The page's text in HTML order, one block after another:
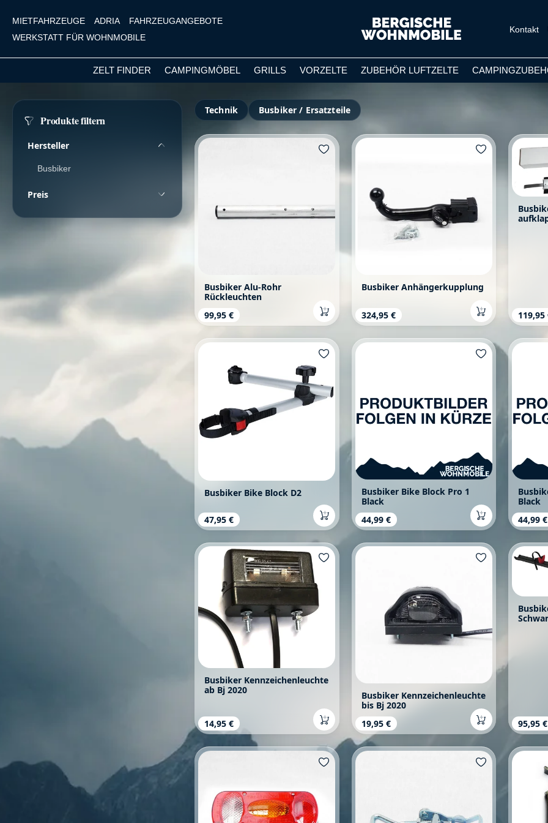
MIETFAHRZEUGE ADRIA
FAHRZEUGANGEBOTE
WERKSTATT FÜR WOHNMOBILE
Kontakt
ZELT FINDER CAMPINGMÖBEL GRILLS VORZELTE ZUBEHÖR LUFTZELTE
Produkte filtern
Hersteller
Busbiker
Preis
Technik Busbiker / Ersatzteile
Busbiker Alu-Rohr
Rückleuchten
Regulärer Preis:
99,95 €
Busbiker Anhängerkupplung
Regulärer Preis:
324,95 € 119,95
Busbiker Bike Block D2
Regulärer Preis:
47,95 €
Busbiker Bike Block Pro 1
Black
Regulärer Preis:
44,99 €
Black
44,99 €
Busbiker Kennzeichenleuchte
ab Bj 2020
Regulärer Preis:
14,95 €
Busbiker Kennzeichenleuchte
bis Bj 2020
Regulärer Preis:
19,95 € 95,95 €